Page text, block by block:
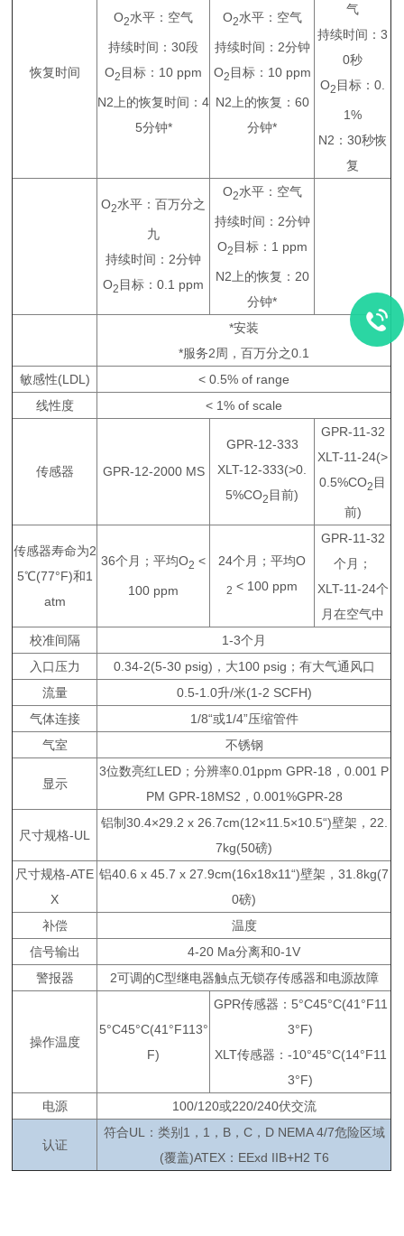
恢复时间
O2水平：空气
持续时间：30段
O2 目标：10 ppm
N2上的恢复时间：4
5分钟*
O2水平：空气
持续时间：2分钟
O2 目标：10 ppm
N2上的恢复：60
分钟*
气
持续时间：3
0秒
O2 目标：0.
1%
N2：30秒恢
复
O2水平：百万分之
九
持续时间：2分钟
O2 目标：0.1 ppm
O2水平：空气
持续时间：2分钟
O2 目标：1 ppm
N2上的恢复：20
分钟*
*安装
*服务2周，百万分之0.1
敏感性(LDL)
< 0.5% of range
线性度
< 1% of scale
传感器 GPR-12-2000 MS
GPR-12-333
XLT-12-333(>0.
5%CO2 目前)
GPR-11-32
XLT-11-24(>
0.5%CO2 目
前)
传感器寿命为2
5℃(77°F)和1
atm
36个月；平均O2 <
100 ppm
24个月；平均O
2 < 100 ppm
GPR-11-32
个月；
XLT-11-24个
月在空气中
校准间隔
1-3个月
入口压力
0.34-2(5-30 psig)，大100 psig；有大气通风口
流量
0.5-1.0升/米(1-2 SCFH)
气体连接
1/8“或1/4”压缩管件
气室
不锈钢
显示
3位数亮红LED；分辨率0.01ppm GPR-18，0.001 P
PM GPR-18MS2，0.001%GPR-28
尺寸规格-UL
铝制30.4×29.2 x 26.7cm(12×11.5×10.5“)壁架，22.
7kg(50磅)
尺寸规格-ATE
X
铝40.6 x 45.7 x 27.9cm(16x18x11“)壁架，31.8kg(7
0磅)
补偿
温度
信号输出
4-20 Ma分离和0-1V
警报器
2可调的C型继电器触点无锁存传感器和电源故障
操作温度
5°C45°C(41°F113°
F)
GPR传感器：5°C45°C(41°F11
3°F)
XLT传感器：-10°45°C(14°F11
3°F)
电源
100/120或220/240伏交流
认证
符合UL：类别1，1，B，C，D NEMA 4/7危险区域
(覆盖)ATEX：EExd IIB+H2 T6